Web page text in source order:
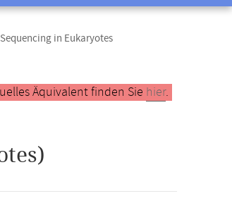
in Eukaryotes
Äquivalent finden Sie hier.